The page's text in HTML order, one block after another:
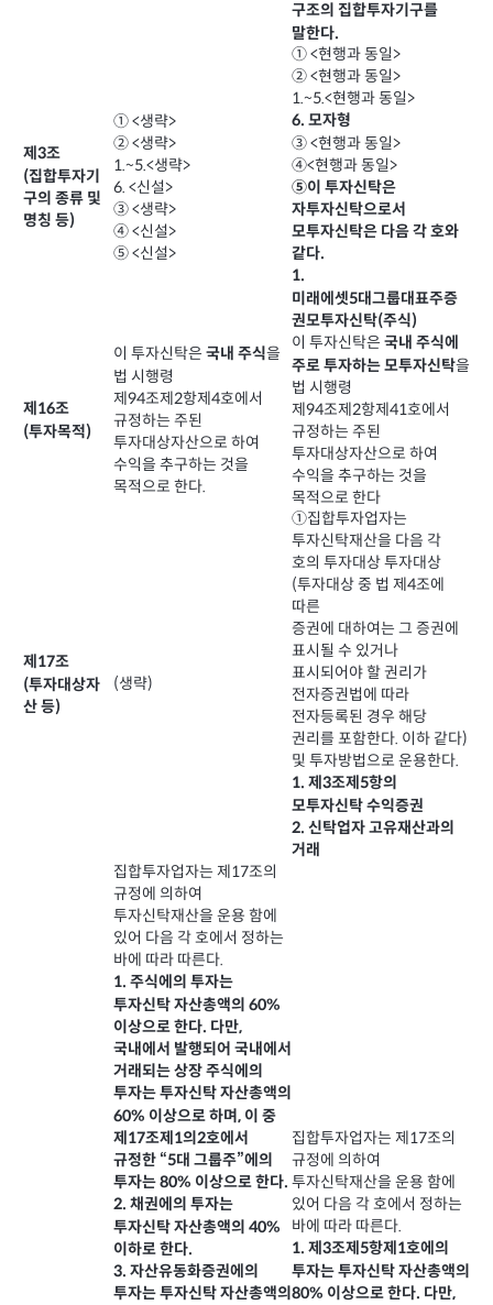
구조의 집합투자기구를
말한다.
제3조
(집합투자기
구의 종류 및
명칭 등)
① <생략>
② <생략>
1.~5.<생략>
6. <신설>
③ <생략>
④ <신설>
⑤ <신설>
① <현행과 동일>
② <현행과 동일>
1.~5.<현행과 동일>
6. 모자형
③ <현행과 동일>
④<현행과 동일>
⑤이 투자신탁은
자투자신탁으로서
모투자신탁은 다음 각 호와
같다.
1.
미래에셋5대그룹대표주증
권모투자신탁(주식)
제16조
(투자목적)
이 투자신탁은 국내 주식을
법 시행령
제94조제2항제4호에서
규정하는 주된
투자대상자산으로 하여
수익을 추구하는 것을
목적으로 한다.
이 투자신탁은 국내 주식에
주로 투자하는 모투자신탁을
법 시행령
제94조제2항제41호에서
규정하는 주된
투자대상자산으로 하여
수익을 추구하는 것을
목적으로 한다
제17조
(투자대상자
산 등)
(생략)
①집합투자업자는
투자신탁재산을 다음 각
호의 투자대상 투자대상
(투자대상 중 법 제4조에
따른
증권에 대하여는 그 증권에
표시될 수 있거나
표시되어야 할 권리가
전자증권법에 따라
전자등록된 경우 해당
권리를 포함한다. 이하 같다)
및 투자방법으로 운용한다.
1. 제3조제5항의
모투자신탁 수익증권
2. 신탁업자 고유재산과의
거래
집합투자업자는 제17조의
규정에 의하여
투자신탁재산을 운용 함에
있어 다음 각 호에서 정하는
바에 따라 따른다.
1. 주식에의 투자는
투자신탁 자산총액의 60%
이상으로 한다. 다만,
국내에서 발행되어 국내에서
거래되는 상장 주식에의
투자는 투자신탁 자산총액의
60% 이상으로 하며, 이 중
제17조제1의2호에서
규정한 “5대 그룹주”에의
투자는 80% 이상으로 한다.
2. 채권에의 투자는
투자신탁 자산총액의 40%
이하로 한다.
3. 자산유동화증권에의
투자는 투자신탁 자산총액의
집합투자업자는 제17조의
규정에 의하여
투자신탁재산을 운용 함에
있어 다음 각 호에서 정하는
바에 따라 따른다.
1. 제3조제5항제1호에의
투자는 투자신탁 자산총액의
80% 이상으로 한다. 다만,